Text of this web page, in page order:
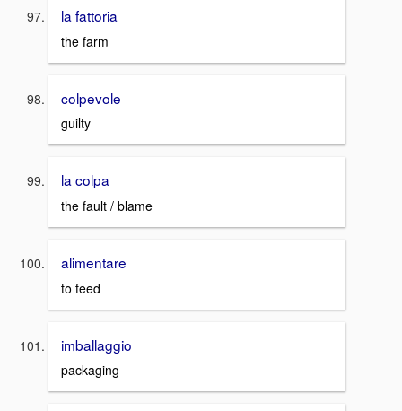
la fattoria
the farm
colpevole
guilty
la colpa
the fault / blame
alimentare
to feed
imballaggio
packaging